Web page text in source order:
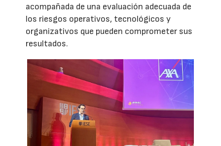
acompañada de una evaluación adecuada de
los riesgos operativos, tecnológicos y
organizativos que pueden comprometer sus
resultados.